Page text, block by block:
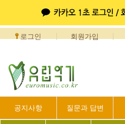
로그인 회원가입
공지사항 질문과 답변